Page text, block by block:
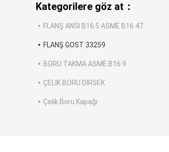
Kategorilere göz at：
FLANŞ ANSI B16.5 ASME B16.47
FLANŞ GOST 33259
BORU TAKMA ASME B16.9
ÇELİK BORU DİRSEK
Çelik Boru Kapağı